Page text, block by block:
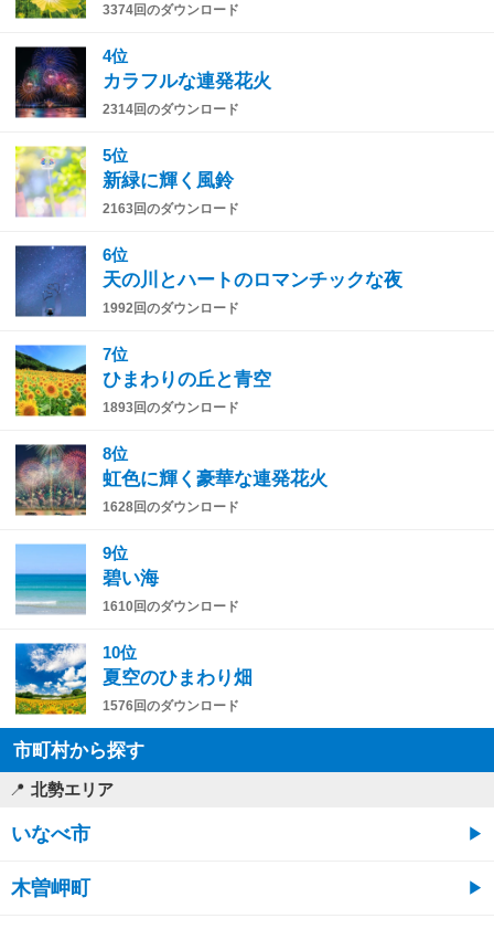
3374回のダウンロード
4位
カラフルな連発花火
2314回のダウンロード
5位
新緑に輝く風鈴
2163回のダウンロード
6位
天の川とハートのロマンチックな夜
1992回のダウンロード
7位
ひまわりの丘と青空
1893回のダウンロード
8位
虹色に輝く豪華な連発花火
1628回のダウンロード
9位
碧い海
1610回のダウンロード
10位
夏空のひまわり畑
1576回のダウンロード
市町村から探す
北勢エリア
いなべ市
木曽岬町